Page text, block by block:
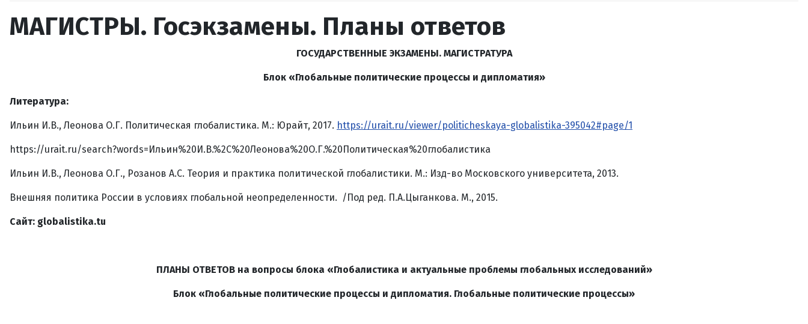
МАГИСТРЫ. Госэкзамены. Планы ответов
ГОСУДАРСТВЕННЫЕ ЭКЗАМЕНЫ. МАГИСТРАТУРА
Блок «Глобальные политические процессы и дипломатия»
Литература:
Ильин И.В., Леонова О.Г. Политическая глобалистика. М.: Юрайт, 2017. https://urait.ru/viewer/politicheskaya-globalistika-395042#page/1
https://urait.ru/search?words=Ильин%20И.В.%2C%20Леонова%20О.Г.%20Политическая%20глобалистика
Ильин И.В., Леонова О.Г., Розанов А.С. Теория и практика политической глобалистики. М.: Изд-во Московского университета, 2013.
Внешняя политика России в условиях глобальной неопределенности. /Под ред. П.А.Цыганкова. М., 2015.
Сайт: globalistika.tu
ПЛАНЫ ОТВЕТОВ на вопросы блока «Глобалистика и актуальные проблемы глобальных исследований»
Блок «Глобальные политические процессы и дипломатия. Глобальные политические процессы»